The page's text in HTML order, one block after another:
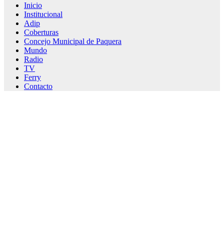
Inicio
Institucional
Adip
Coberturas
Concejo Municipal de Paquera
Mundo
Radio
TV
Ferry
Contacto